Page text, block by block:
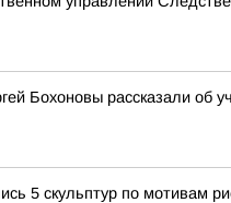
Бохоновы рассказали об
5 скульптур по мотивам